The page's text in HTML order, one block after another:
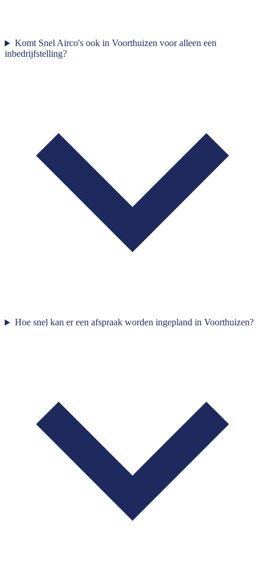
Komt Snel Airco's ook in Voorthuizen voor alleen een
inbedrijfstelling?
Hoe snel kan er een afspraak worden ingepland in Voorthuizen?